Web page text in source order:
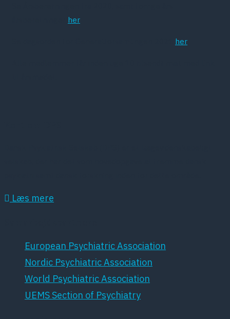
her
her
Læs mere
European Psychiatric Association
Nordic Psychiatric Association
World Psychiatric Association
UEMS Section of Psychiatry